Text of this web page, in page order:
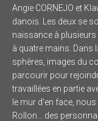
Angie CORNEJO et
danois. Les deux se
naissance à plusieurs
à quatre mains. Dans
sphères, images du
parcourir pour
travaillées en partie
le mur d’en face,
Rollon… des